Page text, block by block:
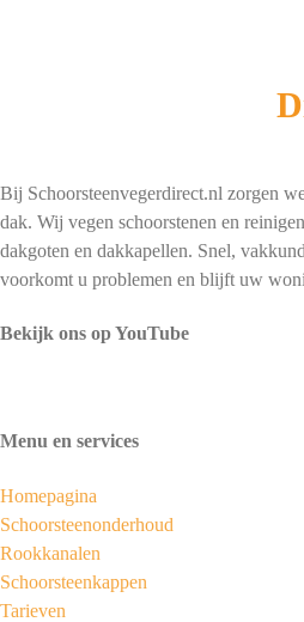
Bij Schoorsteenvegerdirect.nl zorgen
dak. Wij vegen schoorstenen en
dakgoten en dakkapellen. Snel,
voorkomt u problemen en blijft uw
Bekijk ons op YouTube
Menu en services
Homepagina
Schoorsteenonderhoud
Rookkanalen
Schoorsteenkappen
Tarieven